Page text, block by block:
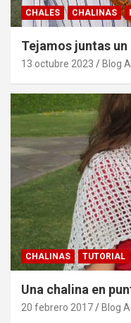
CHALES CHALINAS
Tejamos juntas
13 octubre 2023 Blog
CHALINAS TUTORIAL
Una chalina en
20 febrero 2017 Blog